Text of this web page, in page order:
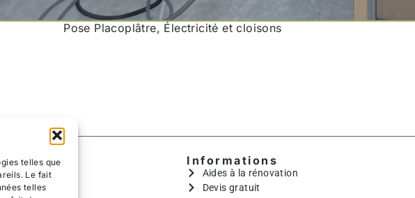
telles que
Le fait
telles
Pose Placoplâtre, Électricité et cloisons
nous
Gary
Informations
Aides à la rénovation
Devis gratuit